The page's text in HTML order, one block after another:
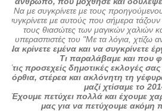
Να με συγκρίνετε με τους
συγκρίνετε με αυτούς που σήμερα
τους θιασώτες των μαγικών χαλιών
υπερασπιστές του "Με τα λόγια, χτίζω
Να κρίνετε εμένα και να συγκρίνετε
Τι παραλάβαμε και που
Στις προσεχείς δημοτικές εκλογές
όρθια, στέρεα και ακλόνητη τη
μαζί χτίσαμε το
Έχουμε πετύχει πολλά και έχουμε
μας για να πετύχουμε ακόμη